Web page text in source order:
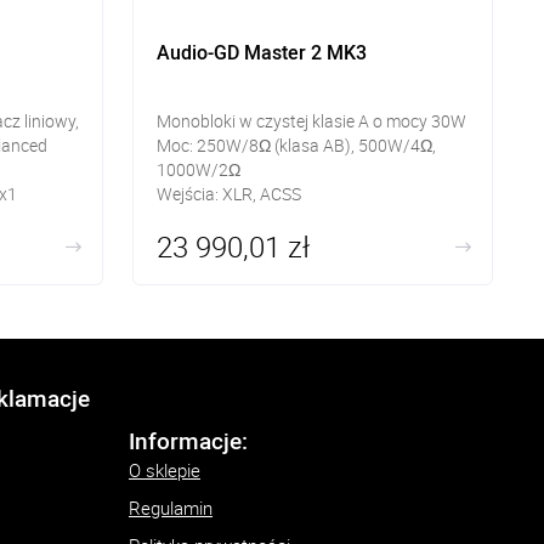
liniowy,
Audio-GD Master 2 MK3
Monobloki w czystej klasie A o mocy 30W
Moc: 250W/8Ω (klasa AB), 500W/4Ω,
1000W/2Ω
Wejścia: XLR, ACSS
23 990,01 zł
Informacje:
O sklepie
Regulamin